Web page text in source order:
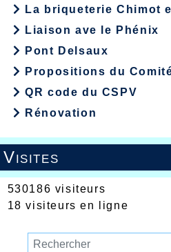
La briqueterie Chimot
Liaison ave le Phénix
Pont Delsaux
Propositions du
QR code du CSPV
Rénovation
Visites
530186 visiteurs
18 visiteurs en ligne